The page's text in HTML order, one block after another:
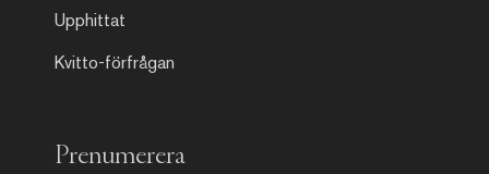
Upphittat
Kvitto-förfrågan
Prenumerera